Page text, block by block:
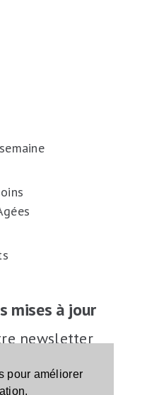
pour améliorer
mises à jour
newsletter